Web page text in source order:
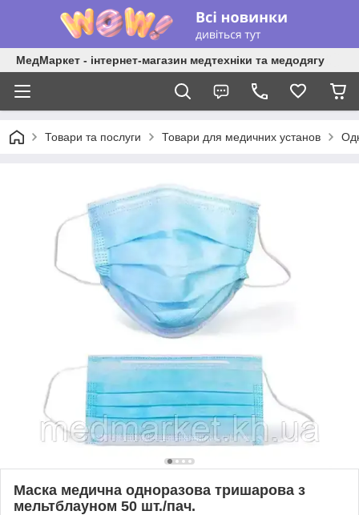
МедМаркет - інтернет-магазин медтехніки та медодягу
Товари та послуги Товари для медичних установ
Маска медична одноразова тришарова з
мельтблауном 50 шт./пач.